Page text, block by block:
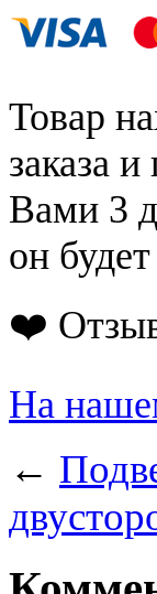
Товар
заказа
Вами 3
он
❤️
На
←